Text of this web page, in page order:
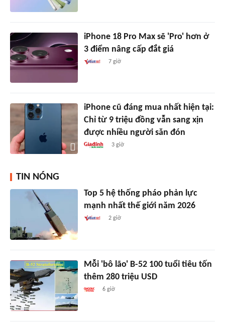
iPhone 18 Pro Max sẽ 'Pro' hơn ở
3 điểm nâng cấp đắt giá
7 giờ
iPhone cũ đáng mua nhất hiện tại:
Chỉ từ 9 triệu đồng vẫn sang xịn
được nhiều người săn đón
3 giờ
TIN NÓNG
Top 5 hệ thống pháo phản lực
mạnh nhất thế giới năm 2026
2 giờ
Mỗi 'bô lão' B-52 100 tuổi tiêu tốn
thêm 280 triệu USD
6 giờ